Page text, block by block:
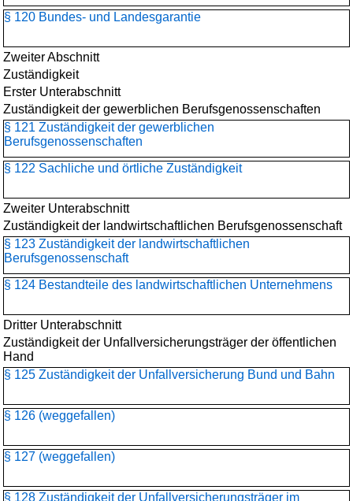
§ 120 Bundes- und Landesgarantie
Zweiter Abschnitt
Zuständigkeit
Erster Unterabschnitt
Zuständigkeit der gewerblichen Berufsgenossenschaften
§ 121 Zuständigkeit der gewerblichen
Berufsgenossenschaften
§ 122 Sachliche und örtliche Zuständigkeit
Zweiter Unterabschnitt
Zuständigkeit der landwirtschaftlichen Berufsgenossenschaft
§ 123 Zuständigkeit der landwirtschaftlichen
Berufsgenossenschaft
§ 124 Bestandteile des landwirtschaftlichen Unternehmens
Dritter Unterabschnitt
Zuständigkeit der Unfallversicherungsträger der öffentlichen
Hand
§ 125 Zuständigkeit der Unfallversicherung Bund und Bahn
§ 126 (weggefallen)
§ 127 (weggefallen)
§ 128 Zuständigkeit der Unfallversicherungsträger im